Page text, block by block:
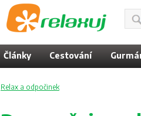
Články Cestování
Relax a odpočinek